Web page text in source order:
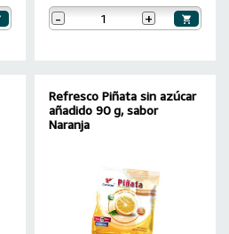
- +
Refresco Piñata sin azúcar
añadido 90 g, sabor
Naranja